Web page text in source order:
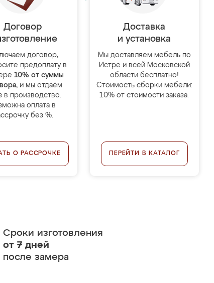
Договор
договор,
предоплату в
10% от суммы
, и мы отдаём
в производство.
оплата в
без %.
О РАССРОЧКЕ
Доставка
и установка
Мы доставляем мебель по
Истре и всей Московской
области бесплатно!
Стоимость сборки мебели:
10% от стоимости заказа.
ПЕРЕЙТИ В КАТАЛОГ
Сроки изготовления
от 7 дней
после замера